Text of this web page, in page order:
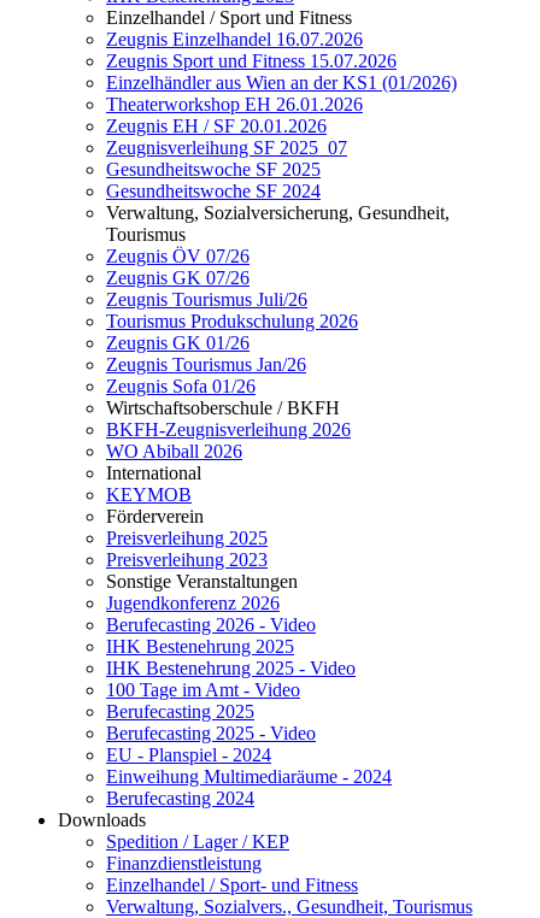
Einzelhandel / Sport und Fitness
Zeugnis Einzelhandel 16.07.2026
Zeugnis Sport und Fitness 15.07.2026
Einzelhändler aus Wien an der KS1 (01/2026)
Theaterworkshop EH 26.01.2026
Zeugnis EH / SF 20.01.2026
Zeugnisverleihung SF 2025_07
Gesundheitswoche SF 2025
Gesundheitswoche SF 2024
Verwaltung, Sozialversicherung, Gesundheit,
Tourismus
Zeugnis ÖV 07/26
Zeugnis GK 07/26
Zeugnis Tourismus Juli/26
Tourismus Produkschulung 2026
Zeugnis GK 01/26
Zeugnis Tourismus Jan/26
Zeugnis Sofa 01/26
Wirtschaftsoberschule / BKFH
BKFH-Zeugnisverleihung 2026
WO Abiball 2026
International
KEYMOB
Förderverein
Preisverleihung 2025
Preisverleihung 2023
Sonstige Veranstaltungen
Jugendkonferenz 2026
Berufecasting 2026 - Video
IHK Bestenehrung 2025
IHK Bestenehrung 2025 - Video
100 Tage im Amt - Video
Berufecasting 2025
Berufecasting 2025 - Video
EU - Planspiel - 2024
Einweihung Multimediaräume - 2024
Berufecasting 2024
Downloads
Spedition / Lager / KEP
Finanzdienstleistung
Einzelhandel / Sport- und Fitness
Verwaltung, Sozialvers., Gesundheit, Tourismus